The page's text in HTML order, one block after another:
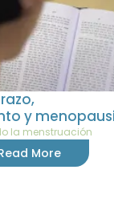
y
la menstruación
More